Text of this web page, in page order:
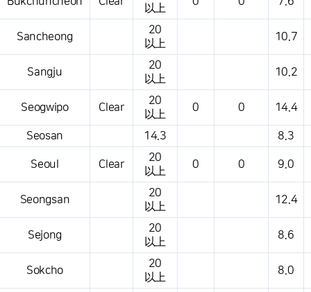
以上
Sancheong
20
以上
10.7
Sangju
20
以上
10.2
Seogwipo Clear
20
以上
0 0 14.4
Seosan 14.3 8.3
Seoul Clear
20
以上
0 0 9.0
Seongsan
20
以上
12.4
Sejong
20
以上
8.6
Sokcho
20
以上
8.0